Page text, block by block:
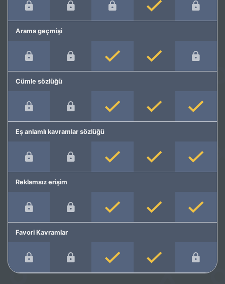
Arama geçmişi
Cümle sözlüğü
Eş anlamlı kavramlar sözlüğü
Reklamsız erişim
Favori Kavramlar